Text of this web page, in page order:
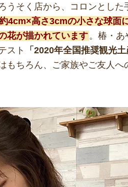
うそく店から、コロンとした
4cm×高さ3cmの小さな球面
花が描かれています。椿・あ
スト
「2020年全国推奨観光土
もちろん、ご家族やご友人へ